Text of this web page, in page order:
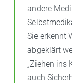
andere
Sie erkennt
abgeklärt
„Ziehen ins
auch